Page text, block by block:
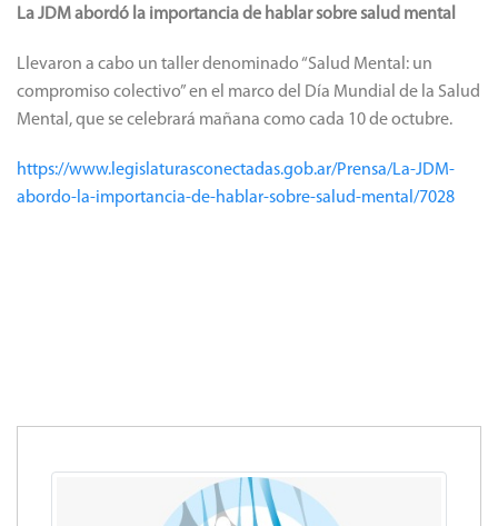
La JDM abordó la importancia de hablar sobre salud mental
Llevaron a cabo un taller denominado “Salud Mental: un
compromiso colectivo” en el marco del Día Mundial de la Salud
Mental, que se celebrará mañana como cada 10 de octubre.
https://www.legislaturasconectadas.gob.ar/Prensa/La-JDM-
abordo-la-importancia-de-hablar-sobre-salud-mental/7028